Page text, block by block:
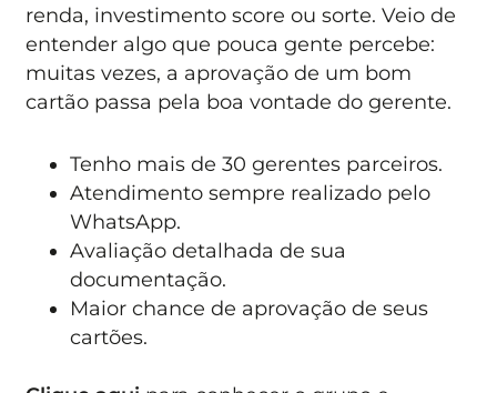
renda, investimento score ou sorte. Veio de
entender algo que pouca gente percebe:
muitas vezes, a aprovação de um bom
cartão passa pela boa vontade do gerente.
Tenho mais de 30 gerentes parceiros.
Atendimento sempre realizado pelo
WhatsApp.
Avaliação detalhada de sua
documentação.
Maior chance de aprovação de seus
cartões.